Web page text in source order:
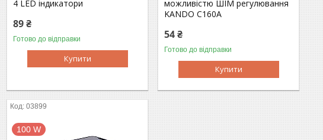
4 LED індикатори
89 ₴
Готово до відправки
Купити
можливістю ШІМ регулювання
KANDO C160A
54 ₴
Готово до відправки
Купити
03899
100 W